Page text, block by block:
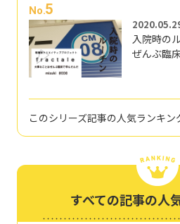
No.5
入院時の
ぜんぶ臨
このシリーズ記事の人気ランキン
すべての記事の人